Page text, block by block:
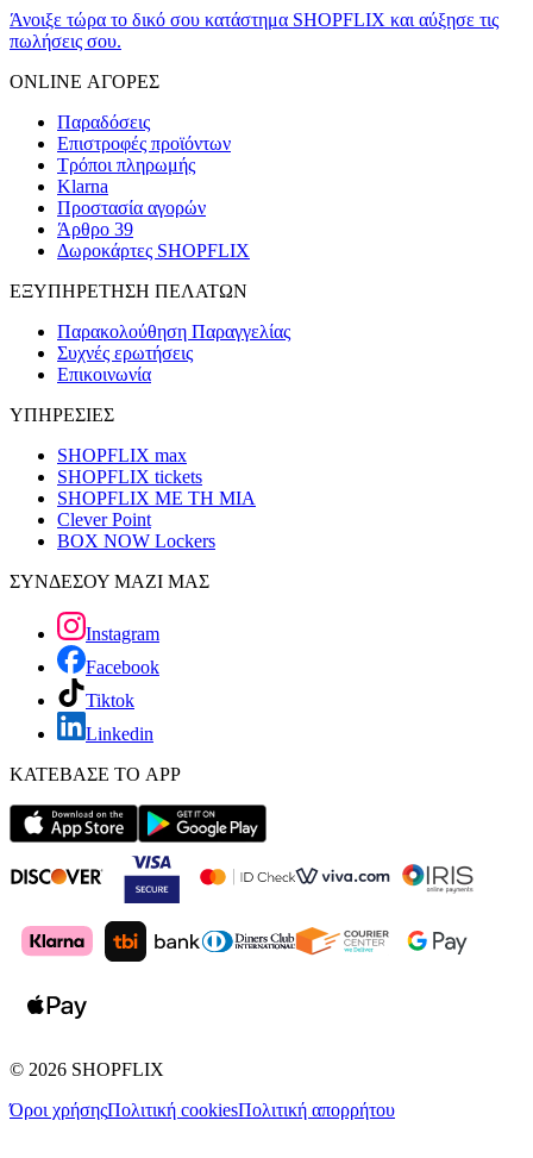
Άνοιξε τώρα το δικό σου κατάστημα SHOPFLIX και αύξησε τις
πωλήσεις σου.
ONLINE ΑΓΟΡΕΣ
Παραδόσεις
Επιστροφές προϊόντων
Τρόποι πληρωμής
Klarna
Προστασία αγορών
Άρθρο 39
Δωροκάρτες SHOPFLIX
ΕΞΥΠΗΡΕΤΗΣΗ ΠΕΛΑΤΩΝ
Παρακολούθηση Παραγγελίας
Συχνές ερωτήσεις
Επικοινωνία
ΥΠΗΡΕΣΙΕΣ
SHOPFLIX max
SHOPFLIX tickets
SHOPFLIX ΜΕ ΤΗ ΜΙΑ
Clever Point
BOX NOW Lockers
ΣΥΝΔΕΣΟΥ ΜΑΖΙ ΜΑΣ
Instagram
Facebook
Tiktok
Linkedin
ΚΑΤΕΒΑΣΕ ΤΟ APP
© 2026 SHOPFLIX
Όροι χρήσηςΠολιτική cookiesΠολιτική απορρήτου